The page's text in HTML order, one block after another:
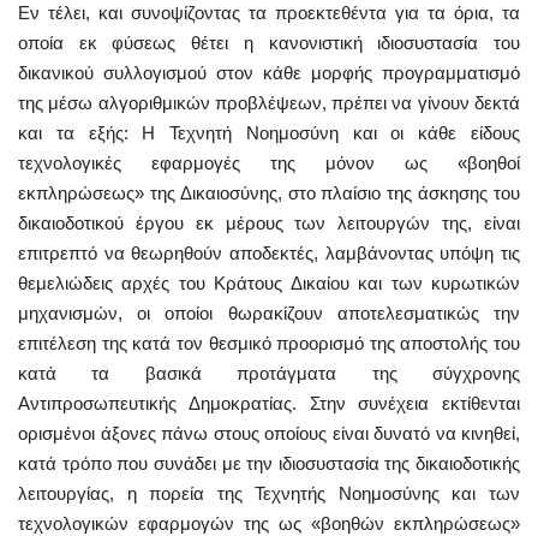
Εν τέλει, και συνοψίζοντας τα προεκτεθέντα για τα όρια, τα
οποία εκ φύσεως θέτει η κανονιστική ιδιοσυστασία του
δικανικού συλλογισμού στον κάθε μορφής προγραμματισμό
της μέσω αλγοριθμικών προβλέψεων, πρέπει να γίνουν δεκτά
και τα εξής: Η Τεχνητή Νοημοσύνη και οι κάθε είδους
τεχνολογικές εφαρμογές της μόνον ως «βοηθοί
εκπληρώσεως» της Δικαιοσύνης, στο πλαίσιο της άσκησης του
δικαιοδοτικού έργου εκ μέρους των λειτουργών της, είναι
επιτρεπτό να θεωρηθούν αποδεκτές, λαμβάνοντας υπόψη τις
θεμελιώδεις αρχές του Κράτους Δικαίου και των κυρωτικών
μηχανισμών, οι οποίοι θωρακίζουν αποτελεσματικώς την
επιτέλεση της κατά τον θεσμικό προορισμό της αποστολής του
κατά τα βασικά προτάγματα της σύγχρονης
Αντιπροσωπευτικής Δημοκρατίας. Στην συνέχεια εκτίθενται
ορισμένοι άξονες πάνω στους οποίους είναι δυνατό να κινηθεί,
κατά τρόπο που συνάδει με την ιδιοσυστασία της δικαιοδοτικής
λειτουργίας, η πορεία της Τεχνητής Νοημοσύνης και των
τεχνολογικών εφαρμογών της ως «βοηθών εκπληρώσεως»